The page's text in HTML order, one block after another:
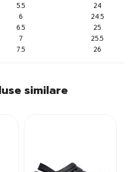
5.5
24
6
24.5
6.5
25
7
25.5
7.5 26
similare